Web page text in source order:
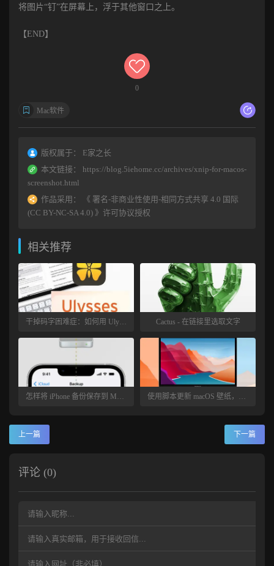
将图片“钉”在屏幕上，浮于其他窗口之上。
【END】
0
Mac软件
版权属于：
E家之长
本文链接：
https://blog.5iehome.cc/archives/xnip-for-macos-
screenshot.html
作品采用：
《 署名-非商业性使用-相同方式共享 4.0 国际
(CC BY-NC-SA 4.0) 》许可协议授权
相关推荐
干掉码字困难症：如何用 Ulysses 实现卡片写作？ Cactus - 在链接里选取文字
怎样将 iPhone 备份保存到 Mac 的外部存储设备 使用脚本更新 macOS 壁纸，让你每天看到不同的美景
上一篇 下一篇
评论 (0)